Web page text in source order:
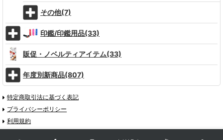
その他(7)
印鑑/印鑑用品(33)
販促・ノベルティアイテム(33)
年度別新商品(807)
特定商取引法に基づく表記
プライバシーポリシー
利用規約